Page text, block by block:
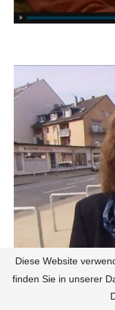
Diese Website
finden Sie in unserer